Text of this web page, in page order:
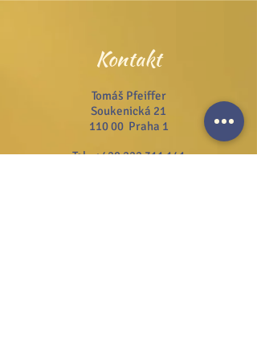
Kontakt
Tomáš Pfeiffer
Soukenická 21
110 00 Praha 1
Tel.:+420 222 311 141